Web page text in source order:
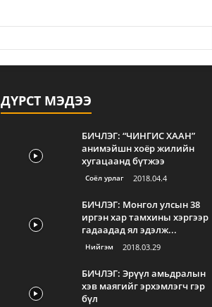
ДҮРСТ МЭДЭЭ
БИЧЛЭГ: “ЧИНГИС ХААН”
анимэйшн хоёр жилийн
хугацаанд бүтжээ
Соёл урлаг 2018.04.4
БИЧЛЭГ: Монгол улсын 38
иргэн хар тамхины хэргээр
гадаадад ял эдэлж...
Нийгэм 2018.03.29
БИЧЛЭГ: Эрүүл амьдралын
хэв маягийг эрхэмлэгч гэр
бүл